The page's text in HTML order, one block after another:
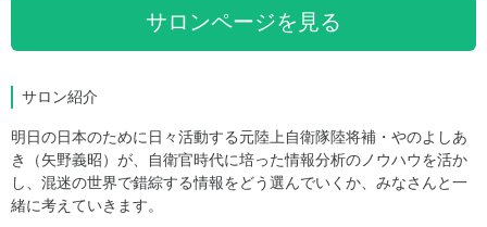
サロンページを見る
サロン紹介
明日の日本のために日々活動する元陸上自衛隊陸将補・やのよしあ
き（矢野義昭）が、自衛官時代に培った情報分析のノウハウを活か
し、混迷の世界で錯綜する情報をどう選んでいくか、みなさんと一
緒に考えていきます。